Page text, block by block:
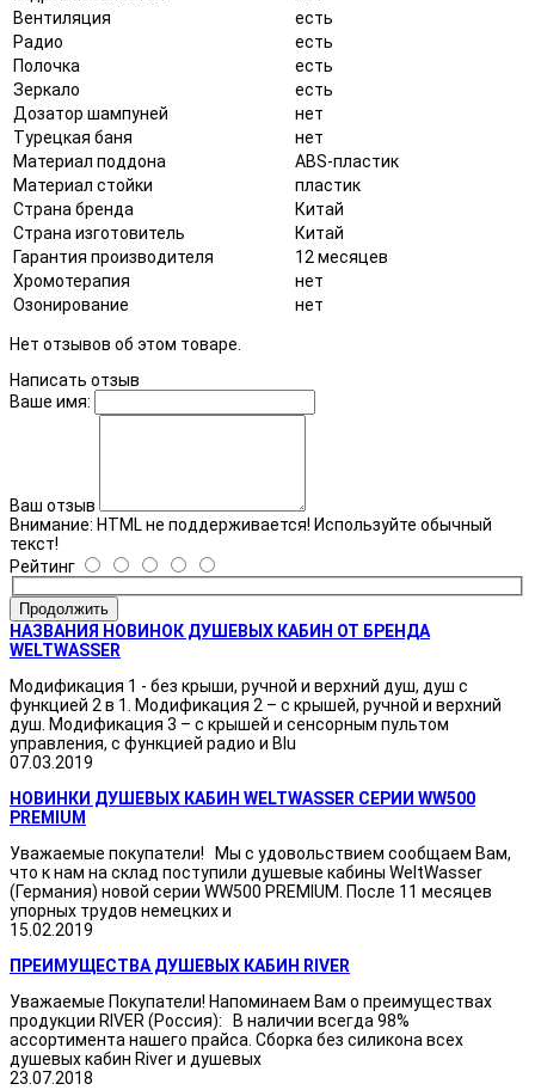
Вентиляция
есть
Радио
есть
Полочка
есть
Зеркало
есть
Дозатор шампуней
нет
Турецкая баня
нет
Материал поддона
ABS-пластик
Материал стойки
пластик
Страна бренда
Китай
Страна изготовитель
Китай
Гарантия производителя
12 месяцев
Хромотерапия
нет
Озонирование
нет
Нет отзывов об этом товаре.
Написать отзыв
Ваше имя:
Ваш отзыв
Внимание: HTML не поддерживается! Используйте обычный
текст!
Рейтинг
Продолжить
НАЗВАНИЯ НОВИНОК ДУШЕВЫХ КАБИН ОТ БРЕНДА
WELTWASSER
Модификация 1 - без крыши, ручной и верхний душ, душ с
функцией 2 в 1. Модификация 2 – с крышей, ручной и верхний
душ. Модификация 3 – с крышей и сенсорным пультом
управления, с функцией радио и Blu
07.03.2019
НОВИНКИ ДУШЕВЫХ КАБИН WELTWASSER СЕРИИ WW500
PREMIUM
Уважаемые покупатели! Мы с удовольствием сообщаем Вам,
что к нам на склад поступили душевые кабины WeltWasser
(Германия) новой серии WW500 PREMIUM. После 11 месяцев
упорных трудов немецких и
15.02.2019
ПРЕИМУЩЕСТВА ДУШЕВЫХ КАБИН RIVER
Уважаемые Покупатели! Напоминаем Вам о преимуществах
продукции RIVER (Россия): В наличии всегда 98%
ассортимента нашего прайса. Сборка без силикона всех
душевых кабин River и душевых
23.07.2018